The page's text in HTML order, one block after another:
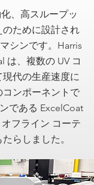
、高スループッ
のために設計され
シンです。Harris
は、複数の UV コ
代の生産速度に
ンポーネントで
である ExcelCoat
フライン コーテ
らしました。